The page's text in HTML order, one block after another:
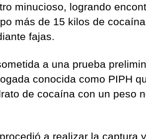
minucioso, logrando
más de 15 kilos de
fajas.
a una prueba
conocida como PIPH
de cocaína con un peso
a realizar la captura y